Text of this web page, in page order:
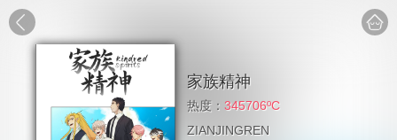
家族精神
热度：345706ºC
ZIANJINGREN